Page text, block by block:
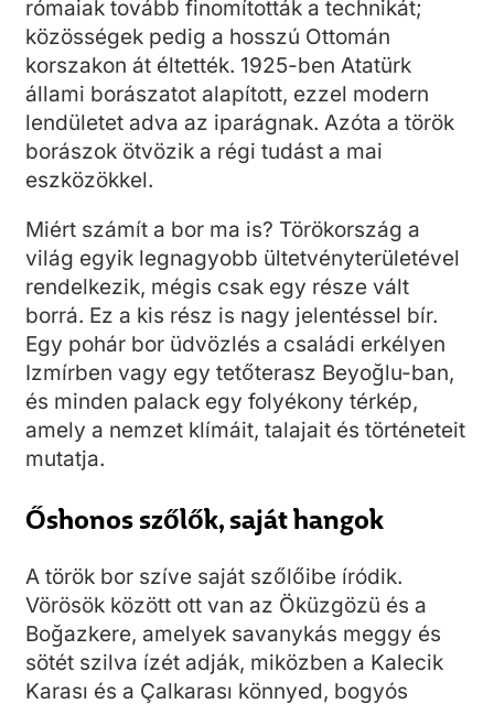
rómaiak tovább finomították a technikát;
közösségek pedig a hosszú Ottomán
korszakon át éltették. 1925-ben Atatürk
állami borászatot alapított, ezzel modern
lendületet adva az iparágnak. Azóta a török
borászok ötvözik a régi tudást a mai
eszközökkel.
Miért számít a bor ma is? Törökország a
világ egyik legnagyobb ültetvényterületével
rendelkezik, mégis csak egy része vált
borrá. Ez a kis rész is nagy jelentéssel bír.
Egy pohár bor üdvözlés a családi erkélyen
Izmírben vagy egy tetőterasz Beyoğlu-ban,
és minden palack egy folyékony térkép,
amely a nemzet klímáit, talajait és történeteit
mutatja.
Őshonos szőlők, saját hangok
A török bor szíve saját szőlőibe íródik.
Vörösök között ott van az Öküzgözü és a
Boğazkere, amelyek savanykás meggy és
sötét szilva ízét adják, miközben a Kalecik
Karası és a Çalkarası könnyed, bogyós